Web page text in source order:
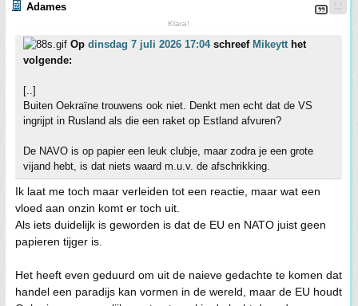
Adames
Klara!
Op dinsdag 7 juli 2026 17:04schreef Mikeytthet
volgende:
[..]
Buiten Oekraïne trouwens ook niet. Denkt men echt dat de VS
ingrijpt in Rusland als die een raket op Estland afvuren?
De NAVO is op papier een leuk clubje, maar zodra je een grote
vijand hebt, is dat niets waard m.u.v. de afschrikking.
Ik laat me toch maar verleiden tot een reactie, maar wat een
vloed aan onzin komt er toch uit.
Als iets duidelijk is geworden is dat de EU en NATO juist geen
papieren tijger is.
Het heeft even geduurd om uit de naieve gedachte te komen dat
handel een paradijs kan vormen in de wereld, maar de EU houdt